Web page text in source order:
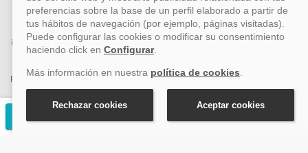
ACCION VIAJES SL ha sido beneficiaria del Fondo Europeo de Desarrollo
Regional (FEDER), cuyo objetivo es mejorar la competitividad de las pymes
mediante el impulso de la innovación, el desarrollo tecnológico, la
investigación de calidad y el uso seguro y fiable del ciberespacio. Gracias a
esta financiación, la empresa ha puesto en marcha un Plan de Acción
promoviendo la innovación y la ciberseguridad. Para ello, ha contado con el
apoyo de los programas Pyme Innova y Pyme Cibersegura de la Cámara
de Comercio de Málaga. #EuropaSeSiente